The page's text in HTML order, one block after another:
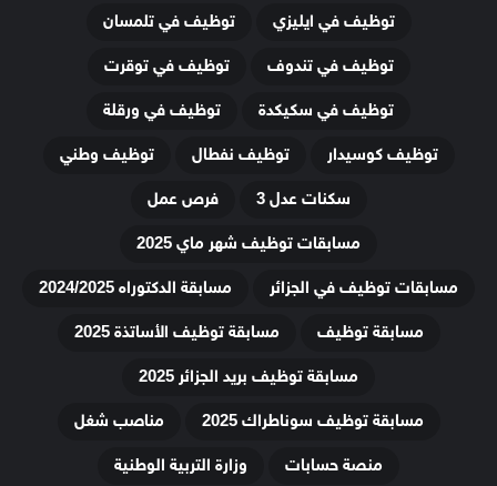
توظيف في ايليزي
توظيف في تلمسان
توظيف في تندوف
توظيف في توقرت
توظيف في سكيكدة
توظيف في ورقلة
توظيف كوسيدار
توظيف نفطال
توظيف وطني
سكنات عدل 3
فرص عمل
مسابقات توظيف شهر ماي 2025
مسابقات توظيف في الجزائر
مسابقة الدكتوراه 2024/2025
مسابقة توظيف
مسابقة توظيف الأساتذة 2025
مسابقة توظيف بريد الجزائر 2025
مسابقة توظيف سوناطراك 2025
مناصب شغل
منصة حسابات
وزارة التربية الوطنية